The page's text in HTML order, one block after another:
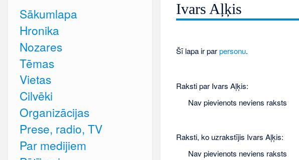
Ivars Aļķis
Šī lapa ir parpersonu.
Raksti par Ivars Aļķis:
Nav pievienots neviens raksts
Raksti, ko uzrakstījis Ivars Aļķis:
Nav pievienots neviens raksts
Sākumlapa
Hronika
Nozares
Tēmas
Vietas
Cilvēki
Organizācijas
Prese, radio, TV
Par medijiem